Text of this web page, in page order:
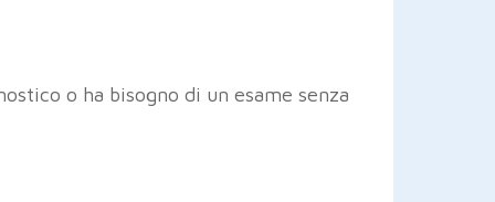
o ha bisogno di un esame senza